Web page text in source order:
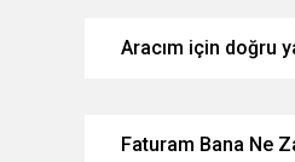
Aracım için doğru
Faturam Bana Ne